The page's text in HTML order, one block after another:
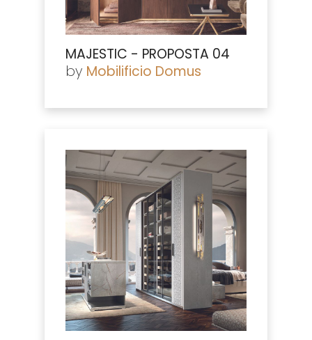
MAJESTIC - PROPOSTA 04
by Mobilificio Domus